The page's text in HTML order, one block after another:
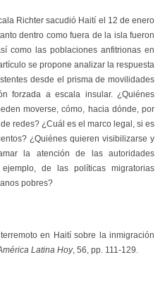
Richter sacudió Haití el 12 de enero
dentro como fuera de la isla fueron
como las poblaciones anfitrionas en
se propone analizar la respuesta
desde el prisma de movilidades
forzada a escala insular. ¿Quiénes
moverse, cómo, hacia dónde, por
redes? ¿Cuál es el marco legal, si es
¿Quiénes quieren visibilizarse y
la atención de las autoridades
de las políticas migratorias
pobres?
en Haití sobre la inmigración
Latina Hoy, 56, pp. 111-129.